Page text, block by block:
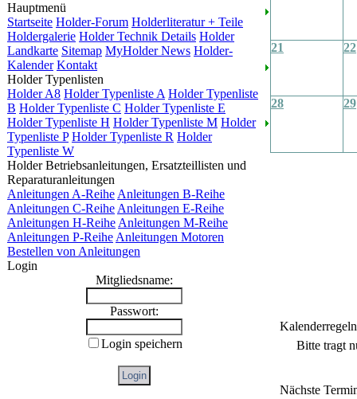
Hauptmenü
Startseite Holder-Forum Holderliteratur + Teile
Holdergalerie Holder Technik Details Holder
Landkarte Sitemap MyHolder News Holder-
Kalender Kontakt
Holder Typenlisten
Holder A8 Holder Typenliste A Holder Typenliste
B Holder Typenliste C Holder Typenliste E
Holder Typenliste H Holder Typenliste M Holder
Typenliste P Holder Typenliste R Holder
Typenliste W
Holder Betriebsanleitungen, Ersatzteillisten und
Reparaturanleitungen
Anleitungen A-Reihe Anleitungen B-Reihe
Anleitungen C-Reihe Anleitungen E-Reihe
Anleitungen H-Reihe Anleitungen M-Reihe
Anleitungen P-Reihe Anleitungen Motoren
Bestellen von Anleitungen
Login
Mitgliedsname:
Passwort:
Login speichern
21 22
28 29
Kalenderregeln
Bitte tragt
Nächste